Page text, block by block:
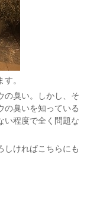
。
の臭い。しかし、そ
の臭いを知っている
い程度で全く問題な
しければこちらにも